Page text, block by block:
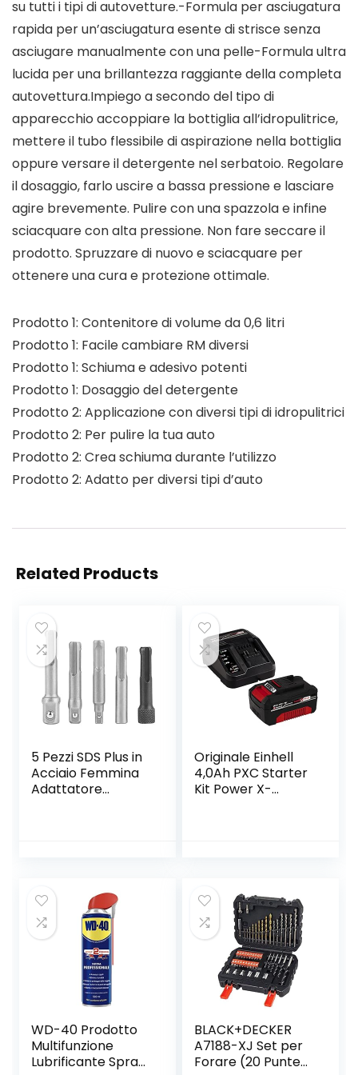
su tutti i tipi di autovetture.-Formula per asciugatura
rapida per un’asciugatura esente di strisce senza
asciugare manualmente con una pelle-Formula ultra
lucida per una brillantezza raggiante della completa
autovettura.Impiego a secondo del tipo di
apparecchio accoppiare la bottiglia all’idropulitrice,
mettere il tubo flessibile di aspirazione nella bottiglia
oppure versare il detergente nel serbatoio. Regolare
il dosaggio, farlo uscire a bassa pressione e lasciare
agire brevemente. Pulire con una spazzola e infine
sciacquare con alta pressione. Non fare seccare il
prodotto. Spruzzare di nuovo e sciacquare per
ottenere una cura e protezione ottimale.
Prodotto 1: Contenitore di volume da 0,6 litri
Prodotto 1: Facile cambiare RM diversi
Prodotto 1: Schiuma e adesivo potenti
Prodotto 1: Dosaggio del detergente
Prodotto 2: Applicazione con diversi tipi di idropulitrici
Prodotto 2: Per pulire la tua auto
Prodotto 2: Crea schiuma durante l’utilizzo
Prodotto 2: Adatto per diversi tipi d’auto
Related Products
5 Pezzi SDS Plus in
Acciaio Femmina
Adattatore
Originale Einhell
4,0Ah PXC Starter
Kit Power X-
WD-40 Prodotto
Multifunzione
Lubrificante Spray
BLACK+DECKER
A7188-XJ Set per
Forare (20 Punte